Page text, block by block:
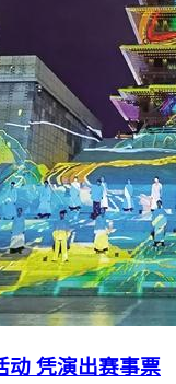
动 凭演出赛事票